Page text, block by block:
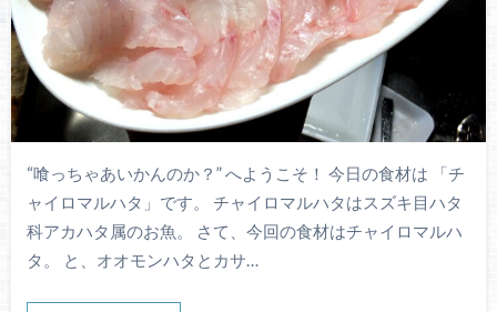
“喰っちゃあいかんのか？” へようこそ！ 今日の食材は 「チ
ャイロマルハタ」です。 チャイロマルハタはスズキ目ハタ
科アカハタ属のお魚。 さて、今回の食材はチャイロマルハ
タ。 と、オオモンハタとカサ…